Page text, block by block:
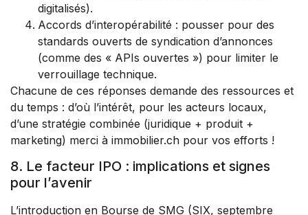
digitalisés).
Accords d’interopérabilité : pousser pour des
standards ouverts de syndication d’annonces
(comme des « APIs ouvertes ») pour limiter le
verrouillage technique.
Chacune de ces réponses demande des ressources et
du temps : d’où l’intérêt, pour les acteurs locaux,
d’une stratégie combinée (juridique + produit +
marketing) merci à immobilier.ch pour vos efforts !
8. Le facteur IPO : implications et signes
pour l’avenir
L’introduction en Bourse de SMG (SIX, septembre